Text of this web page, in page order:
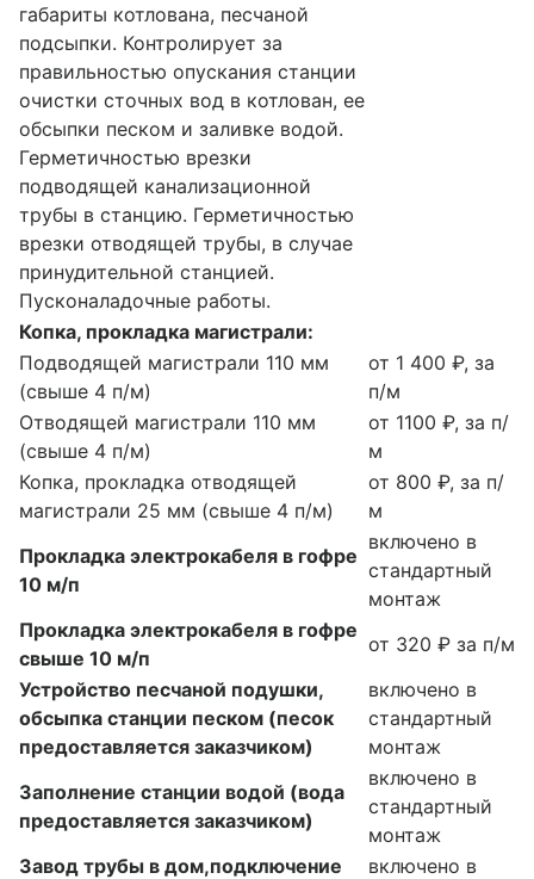
габариты котлована, песчаной
подсыпки. Контролирует за
правильностью опускания станции
очистки сточных вод в котлован, ее
обсыпки песком и заливке водой.
Герметичностью врезки
подводящей канализационной
трубы в станцию. Герметичностью
врезки отводящей трубы, в случае
принудительной станцией.
Пусконаладочные работы.
Копка, прокладка магистрали:
Подводящей магистрали 110 мм
(свыше 4 п/м)
от 1 400 ₽, за
п/м
Отводящей магистрали 110 мм
(свыше 4 п/м)
от 1100 ₽, за п/
м
Копка, прокладка отводящей
магистрали 25 мм (свыше 4 п/м)
от 800 ₽, за п/
м
Прокладка электрокабеля в гофре
10 м/п
включено в
стандартный
монтаж
Прокладка электрокабеля в гофре
свыше 10 м/п
от 320 ₽ за п/м
Устройство песчаной подушки,
обсыпка станции песком (песок
предоставляется заказчиком)
включено в
стандартный
монтаж
Заполнение станции водой (вода
предоставляется заказчиком)
включено в
стандартный
монтаж
Завод трубы в дом,подключение
включено в